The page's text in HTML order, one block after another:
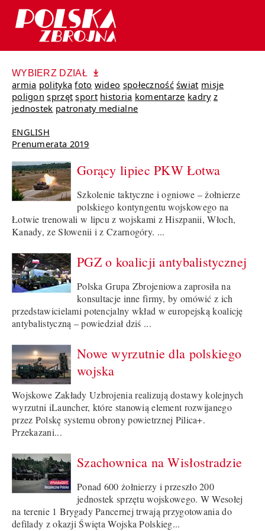
WYBIERZ DZIAŁ
armia polityka foto wideo społeczność świat misje
poligon sprzęt sport historia komentarze kadry z
jednostek patronaty medialne
ENGLISH
Prenumerata 2019
Gorący lipiec PKW Łotwa
Szkolenie taktyczne i ogniowe – żołnierze
polskiego kontyngentu wojskowego na
Łotwie trenowali w lipcu z wojskami z Hiszpanii, Włoch,
Kanady, ze Słowenii i z Czarnogóry. ...
PGZ o koalicji antybalistycznej
Polska Grupa Zbrojeniowa zaprosiła na
konsultacje inne firmy, by omówić z ich
przedstawicielami potencjalny wkład w europejską koalicję
antybalistyczną – powiedział dziś ...
Nowe wyrzutnie dla polskiego
wojska
Wojskowe Zakłady Uzbrojenia realizują dostawy kolejnych
wyrzutni iLauncher, które stanowią element rozwijanego
przez Polskę systemu obrony powietrznej Pilica+.
Przekazani...
Szachownica na Wisłostradzie
Ponad 600 żołnierzy i przeszło 200
jednostek sprzętu wojskowego. W Wesołej
na terenie 1 Brygady Pancernej trwają przygotowania do
defilady z okazji Święta Wojska Polskieg...